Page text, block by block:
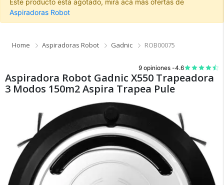
Aspiradoras Robot
Home Aspiradoras Robot Gadnic ROB00075
9 opiniones -4.6
Aspiradora Robot Gadnic X550 Trapeadora
3 Modos 150m2 Aspira Trapea Pule